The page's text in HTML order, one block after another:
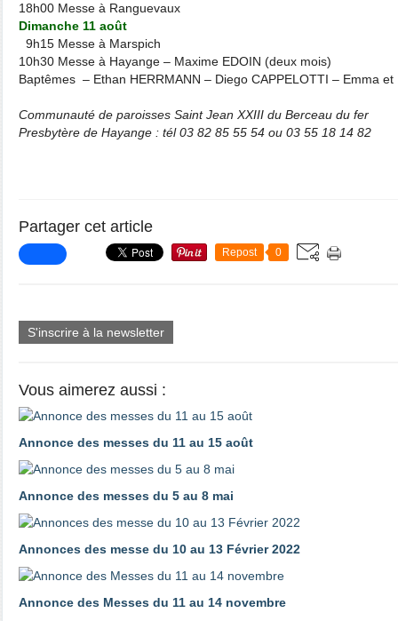
18h00 Messe à Ranguevaux
Dimanche 11 août
9h15 Messe à Marspich
10h30 Messe à Hayange – Maxime EDOIN (deux mois)
Baptêmes – Ethan HERRMANN – Diego CAPPELOTTI – Emma
Communauté de paroisses Saint Jean XXIII du Berceau du fer
Presbytère de Hayange : tél 03 82 85 55 54 ou 03 55 18 14 82
Partager cet article
Repost 0
S'inscrire à la newsletter
Vous aimerez aussi :
Annonce des messes du 11 au 15 août
Annonce des messes du 5 au 8 mai
Annonces des messe du 10 au 13 Février 2022
Annonce des Messes du 11 au 14 novembre